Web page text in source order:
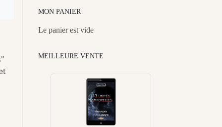
MON PANIER
Le panier est vide
MEILLEURE VENTE